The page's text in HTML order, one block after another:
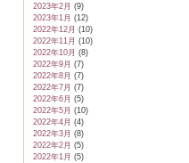
2023年2月 (9)
2023年1月 (12)
2022年12月 (10)
2022年11月 (10)
2022年10月 (8)
2022年9月 (7)
2022年8月 (7)
2022年7月 (7)
2022年6月 (5)
2022年5月 (10)
2022年4月 (4)
2022年3月 (8)
2022年2月 (5)
2022年1月 (5)